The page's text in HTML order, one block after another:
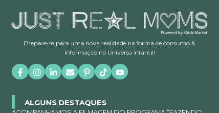
Prepare-se para uma nova realidade na forma de consumo &
informação no Universo Infantil!
ALGUNS DESTAQUES